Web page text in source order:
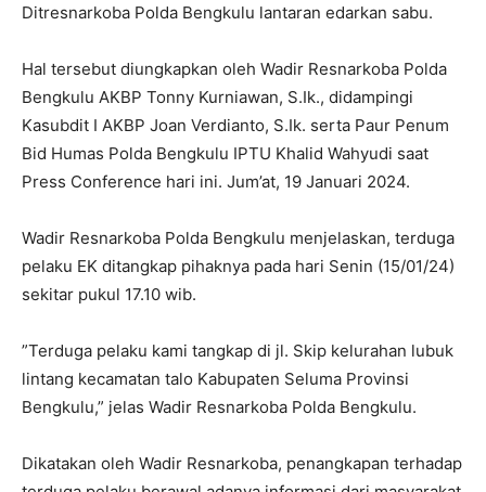
Ditresnarkoba Polda Bengkulu lantaran edarkan sabu.
Hal tersebut diungkapkan oleh Wadir Resnarkoba Polda
Bengkulu AKBP Tonny Kurniawan, S.Ik., didampingi
Kasubdit I AKBP Joan Verdianto, S.Ik. serta Paur Penum
Bid Humas Polda Bengkulu IPTU Khalid Wahyudi saat
Press Conference hari ini. Jum’at, 19 Januari 2024.
Wadir Resnarkoba Polda Bengkulu menjelaskan, terduga
pelaku EK ditangkap pihaknya pada hari Senin (15/01/24)
sekitar pukul 17.10 wib.
”Terduga pelaku kami tangkap di jl. Skip kelurahan lubuk
lintang kecamatan talo Kabupaten Seluma Provinsi
Bengkulu,” jelas Wadir Resnarkoba Polda Bengkulu.
Dikatakan oleh Wadir Resnarkoba, penangkapan terhadap